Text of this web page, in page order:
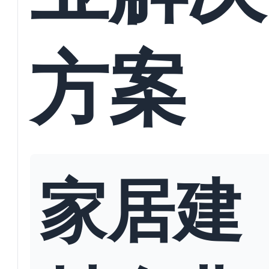
方案
家居建